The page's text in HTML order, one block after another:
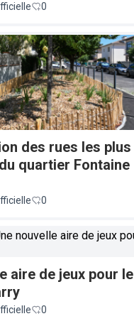
0
des rues les plus
quartier Fontaine
0
aire de jeux pour le
0